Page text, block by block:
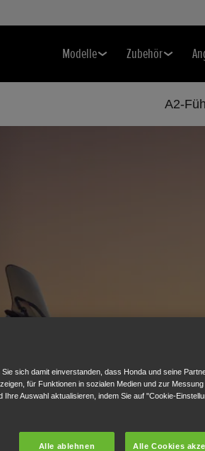
Modelle Zubehör
A2-
sich damit einverstanden, dass Honda und seine
für Funktionen in sozialen Medien und zur Messung
Auswahl aktualisieren, indem Sie auf "Cookie-
Alle ablehnen Alle Cookies